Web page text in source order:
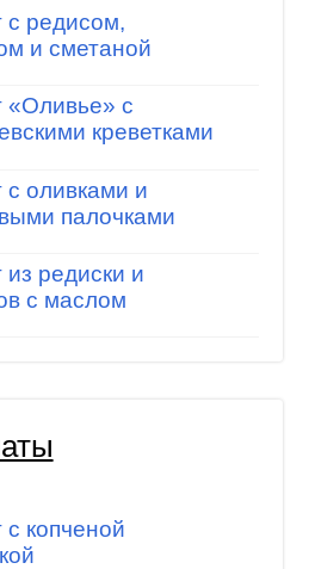
с редисом,
и сметаной
«Оливье» с
креветками
с оливками и
палочками
из редиски и
с маслом
копченой